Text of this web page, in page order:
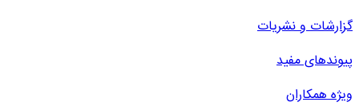
گزارشات و نشریات
پیوندهای مفید
ویژه همکاران